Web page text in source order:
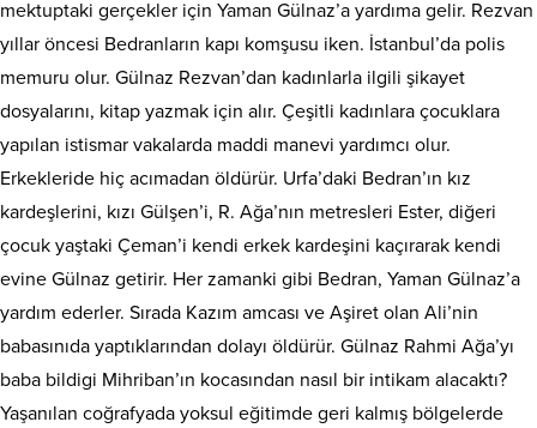
mektuptaki gerçekler için Yaman Gülnaz’a yardıma gelir. Rezvan
yıllar öncesi Bedranların kapı komşusu iken. İstanbul’da polis
memuru olur. Gülnaz Rezvan’dan kadınlarla ilgili şikayet
dosyalarını, kitap yazmak için alır. Çeşitli kadınlara çocuklara
yapılan istismar vakalarda maddi manevi yardımcı olur.
Erkekleride hiç acımadan öldürür. Urfa’daki Bedran’ın kız
kardeşlerini, kızı Gülşen’i, R. Ağa’nın metresleri Ester, diğeri
çocuk yaştaki Çeman’i kendi erkek kardeşini kaçırarak kendi
evine Gülnaz getirir. Her zamanki gibi Bedran, Yaman Gülnaz’a
yardım ederler. Sırada Kazım amcası ve Aşiret olan Ali’nin
babasınıda yaptıklarından dolayı öldürür. Gülnaz Rahmi Ağa’yı
baba bildigi Mihriban’ın kocasından nasıl bir intikam alacaktı?
Yaşanılan coğrafyada yoksul eğitimde geri kalmış bölgelerde